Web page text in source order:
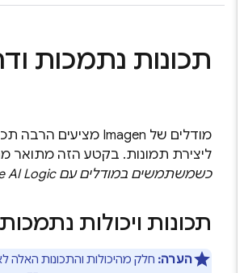
תכונות נתמכות
מודלים שלImagenמציעים הרבה
ליצירת תמונות. בקטע הזה מתואר
כשמשתמשים במודלים עםAI Logic
תכונות ויכולות נתמכות
הערה:חלק מהיכולות והתכונות האלה